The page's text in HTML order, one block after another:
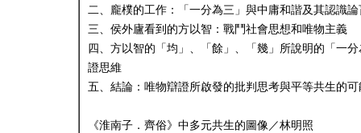
二、龐樸的工作：「一分為三」與中庸和諧及其認識
三、侯外廬看到的方以智：戰鬥社會思想和唯物主義
四、方以智的「均」、「餘」、「幾」所說明的「一
證思維
五、結論：唯物辯證所啟發的批判思考與平等共生的可
《淮南子．齊俗》中多元共生的圖像／林明照